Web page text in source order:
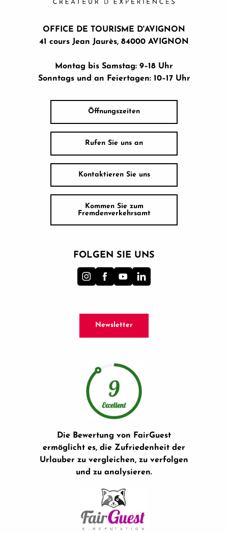
OFFICE DE TOURISME D'AVIGNON
41 cours Jean Jaurès, 84000 AVIGNON
Montag bis Samstag: 9–18 Uhr
Sonntags und an Feiertagen: 10–17 Uhr
Öffnungszeiten
Rufen Sie uns an
Kontaktieren Sie uns
Kommen Sie zum
Fremdenverkehrsamt
FOLGEN SIE UNS
Newsletter
Die Bewertung von FairGuest
ermöglicht es, die Zufriedenheit der
Urlauber zu vergleichen, zu verfolgen
und zu analysieren.